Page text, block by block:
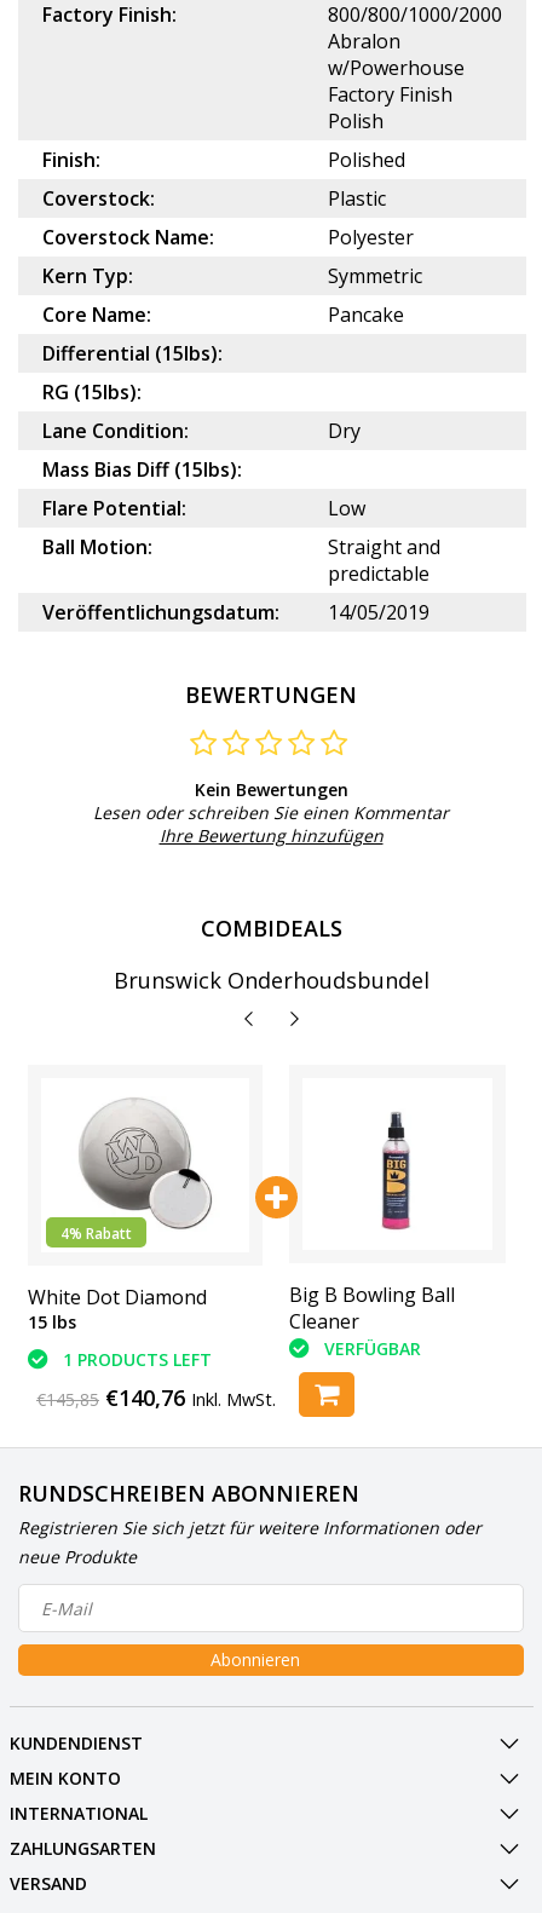
Factory Finish:
800/800/1000/2000
Abralon
w/Powerhouse
Factory Finish
Polish
Finish:
Polished
Coverstock:
Plastic
Coverstock Name:
Polyester
Kern Typ:
Symmetric
Core Name:
Pancake
Differential (15lbs):
RG (15lbs):
Lane Condition:
Dry
Mass Bias Diff (15lbs):
Flare Potential:
Low
Ball Motion:
Straight and
predictable
Veröffentlichungsdatum:
14/05/2019
BEWERTUNGEN
Kein Bewertungen
Lesen oder schreiben Sie einen Kommentar
Ihre Bewertung hinzufügen
COMBIDEALS
Brunswick Onderhoudsbundel
4% Rabatt
White Dot Diamond
15 lbs
1 PRODUCTS LEFT
Printed Leather
Shammy
Big B Bowling Ball
Cleaner
VERFÜGBAR
€145,85 €140,76 Inkl. MwSt.
RUNDSCHREIBEN ABONNIEREN
Registrieren Sie sich jetzt für weitere Informationen oder
neue Produkte
Abonnieren
KUNDENDIENST
MEIN KONTO
INTERNATIONAL
ZAHLUNGSARTEN
VERSAND